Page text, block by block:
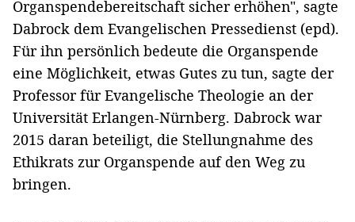
Organspendebereitschaft sicher erhöhen", sagte
Dabrock dem Evangelischen Pressedienst (epd).
Für ihn persönlich bedeute die Organspende
eine Möglichkeit, etwas Gutes zu tun, sagte der
Professor für Evangelische Theologie an der
Universität Erlangen-Nürnberg. Dabrock war
2015 daran beteiligt, die Stellungnahme des
Ethikrats zur Organspende auf den Weg zu
bringen.